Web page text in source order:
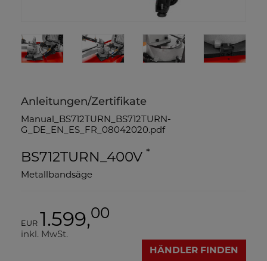
Anleitungen/Zertifikate
Manual_BS712TURN_BS712TURN-
G_DE_EN_ES_FR_08042020.pdf
BS712TURN_400V *
Metallbandsäge
EUR 1.599,00
inkl. MwSt.
HÄNDLER FINDEN